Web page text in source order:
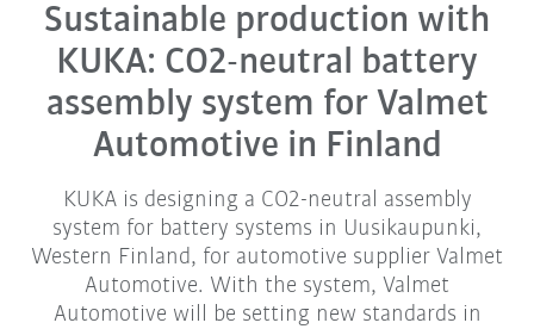
Sustainable production with
KUKA: CO2-neutral battery
assembly system for Valmet
Automotive in Finland
KUKA is designing a CO2-neutral assembly
system for battery systems in Uusikaupunki,
Western Finland, for automotive supplier Valmet
Automotive. With the system, Valmet
Automotive will be setting new standards in